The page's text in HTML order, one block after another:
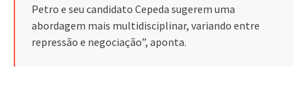
Petro e seu candidato Cepeda sugerem uma
abordagem mais multidisciplinar, variando entre
repressão e negociação”, aponta.